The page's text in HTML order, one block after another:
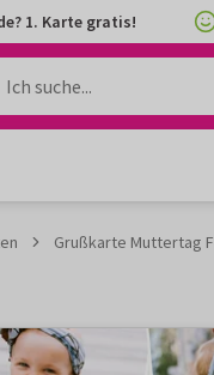
1. Karte gratis!
Grußkarte Muttertag